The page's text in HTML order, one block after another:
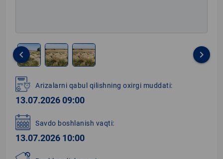
1
of
3
keyboard_arrow_left keyboard_arrow_right
Arizalarni qabul qilishning oxirgi muddati:
13.07.2026 09:00
Savdo boshlanish vaqti:
13.07.2026 10:00